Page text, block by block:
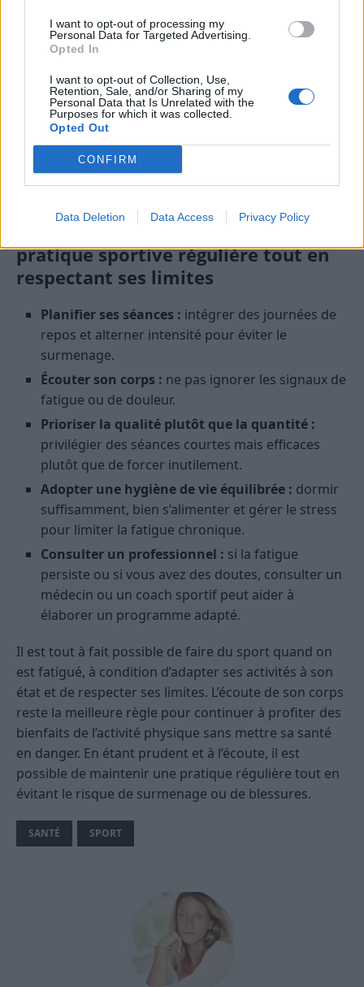
I want to opt-out of processing my
Personal Data for Targeted Advertising.
Opted In
I want to opt-out of Collection, Use,
Retention, Sale, and/or Sharing of my
Personal Data that Is Unrelated with the
Purposes for which it was collected.
Opted Out
CONFIRM
Data Deletion Data Access Privacy Policy
sensation de faiblesse persistante.
Vous constatez une baisse de motivation ou une
perte d’intérêt pour l’activité physique.
Vous avez des signes de malaise, tels que
vertiges, nausées ou malaises.
Dans ces cas, faire une pause ou opter pour une
activité très douce permet de prévenir les blessures
Conseils pour maintenir une
pratique sportive régulière tout en
respectant ses limites
Planifier ses séances : intégrer des journées de
repos et alterner intensité pour éviter le
surmenage.
Écouter son corps : ne pas ignorer les signaux de
fatigue ou de douleur.
Prioriser la qualité plutôt que la quantité :
privilégier des séances courtes mais efficaces
plutôt que de forcer inutilement.
Adopter une hygiène de vie équilibrée : dormir
suffisamment, bien s’alimenter et gérer le stress
pour limiter la fatigue chronique.
Consulter un professionnel : si la fatigue
persiste ou si vous avez des doutes, consulter un
médecin ou un coach sportif peut aider à
élaborer un programme adapté.
Il est tout à fait possible de faire du sport quand on
est fatigué, à condition d’adapter ses activités à son
état et de respecter ses limites. L’écoute de son corps
reste la meilleure règle pour continuer à profiter des
bienfaits de l’activité physique sans mettre sa santé
en danger. En étant prudent et à l’écoute, il est
possible de maintenir une pratique régulière tout en
évitant le risque de surmenage ou de blessures.
SANTÉ SPORT